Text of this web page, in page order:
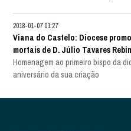
2018-01-07 01:27
Viana do Castelo: Diocese
mortais de D. Júlio Tavares
Homenagem ao primeiro bispo da
aniversário da sua criação